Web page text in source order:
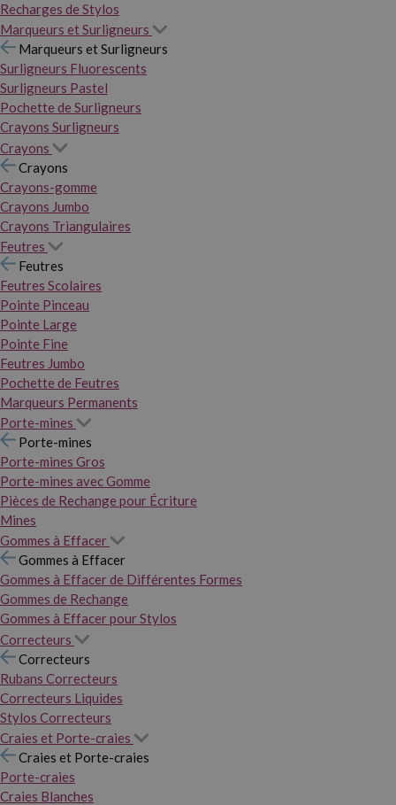
Recharges de Stylos
Marqueurs et Surligneurs
Marqueurs et Surligneurs
Surligneurs Fluorescents
Surligneurs Pastel
Pochette de Surligneurs
Crayons Surligneurs
Crayons
Crayons
Crayons-gomme
Crayons Jumbo
Crayons Triangulaires
Feutres
Feutres
Feutres Scolaires
Pointe Pinceau
Pointe Large
Pointe Fine
Feutres Jumbo
Pochette de Feutres
Marqueurs Permanents
Porte-mines
Porte-mines
Porte-mines Gros
Porte-mines avec Gomme
Pièces de Rechange pour Écriture
Mines
Gommes à Effacer
Gommes à Effacer
Gommes à Effacer de Différentes Formes
Gommes de Rechange
Gommes à Effacer pour Stylos
Correcteurs
Correcteurs
Rubans Correcteurs
Correcteurs Liquides
Stylos Correcteurs
Craies et Porte-craies
Craies et Porte-craies
Porte-craies
Craies Blanches